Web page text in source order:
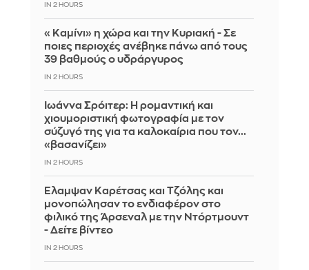
IN 2 HOURS
«Καμίνι» η χώρα και την Κυριακή - Σε
ποιες περιοχές ανέβηκε πάνω από τους
39 βαθμούς ο υδράργυρος
IN 2 HOURS
Ιωάννα Σρόιτερ: Η ρομαντική και
χιουμοριστική φωτογραφία με τον
σύζυγό της για τα καλοκαίρια που τον...
«βασανίζει»
IN 2 HOURS
Έλαμψαν Καρέτσας και Τζόλης και
μονοπώλησαν το ενδιαφέρον στο
φιλικό της Άρσεναλ με την Ντόρτμουντ
- Δείτε βίντεο
IN 2 HOURS